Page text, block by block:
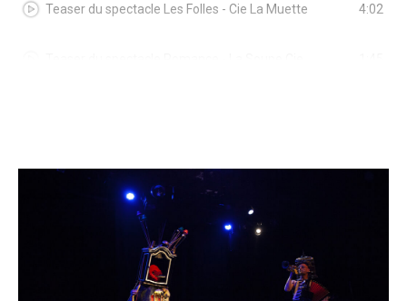
Teaser du spectacle Les Folles - Cie La Muette 4:02
Voeux 2024 - Cie Les Fugaces
Teaser du spectacle Lady Mc Beth - Cie Akselere